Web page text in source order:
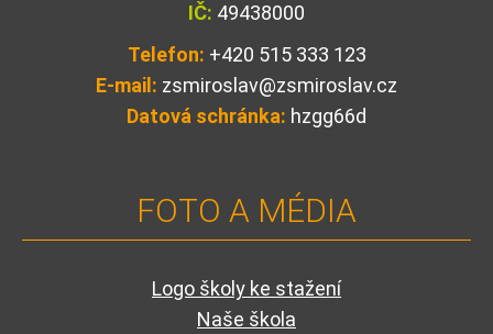
IČ: 49438000
Telefon: +420 515 333 123
E-mail: zsmiroslav@zsmiroslav.cz
Datová schránka: hzgg66d
FOTO A MÉDIA
Logo školy ke stažení
Naše škola